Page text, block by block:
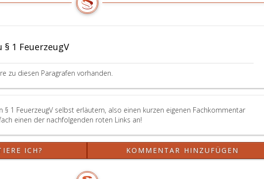
1 FeuerzeugV
zu diesen Paragrafen vorhanden.
§ 1 FeuerzeugV selbst erläutern, also einen kurzen eigenen Fachkommentar
einen der nachfolgenden roten Links an!
ICH? KOMMENTAR HINZUFÜGEN